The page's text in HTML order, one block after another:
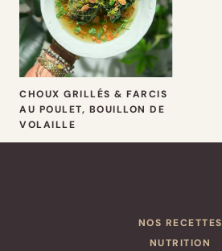
CHOUX GRILLÉS & FARCIS
AU POULET, BOUILLON DE
VOLAILLE
NOS RECETTES
NUTRITION